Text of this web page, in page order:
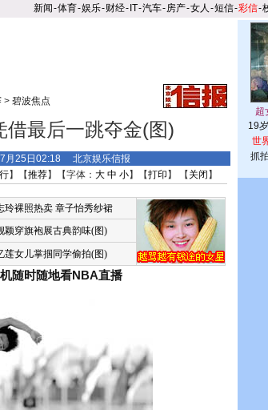
新闻-体育-娱乐-财经- IT-汽车-房产-女人 -短信-彩信-
> 碧波焦点
最后一跳夺金(图)
25日02:18 北京娱乐信报
】【推荐】【字体： 大 中 小】【打印 】 【 关闭 】
玲裸照热卖 章子怡秀纱裙
颖穿旗袍展古典韵味(图)
莲女儿掌掴同学偷拍(图)
随时随地看NBA直播
19
世
抓